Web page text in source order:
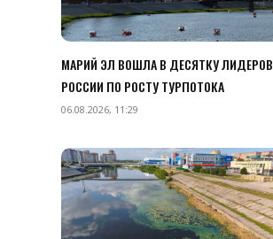
МАРИЙ ЭЛ ВОШЛА В ДЕСЯТКУ ЛИДЕРОВ
РОССИИ ПО РОСТУ ТУРПОТОКА
06.08.2026, 11:29